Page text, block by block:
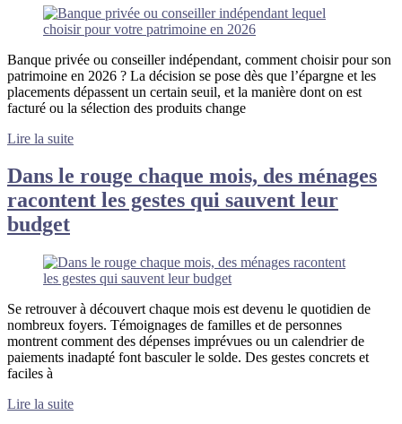
Banque privée ou conseiller indépendant, comment choisir pour son
patrimoine en 2026 ? La décision se pose dès que l’épargne et les
placements dépassent un certain seuil, et la manière dont on est
facturé ou la sélection des produits change
Lire la suite
Dans le rouge chaque mois, des ménages
racontent les gestes qui sauvent leur
budget
Se retrouver à découvert chaque mois est devenu le quotidien de
nombreux foyers. Témoignages de familles et de personnes
montrent comment des dépenses imprévues ou un calendrier de
paiements inadapté font basculer le solde. Des gestes concrets et
faciles à
Lire la suite